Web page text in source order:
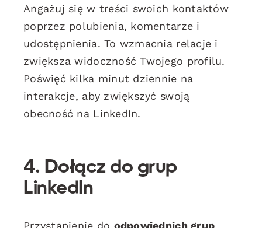
Angażuj się w treści swoich kontaktów
poprzez polubienia, komentarze i
udostępnienia. To wzmacnia relacje i
zwiększa widoczność Twojego profilu.
Poświęć kilka minut dziennie na
interakcje, aby zwiększyć swoją
obecność na LinkedIn.
4. Dołącz do grup
LinkedIn
Przystąpienie do odpowiednich grup